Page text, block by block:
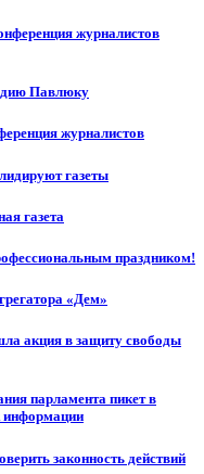
журналистов
Павлюку
журналистов
газеты
газета
праздником!
«Дем»
акция в защиту свободы
парламента пикет в
информации
законность действий